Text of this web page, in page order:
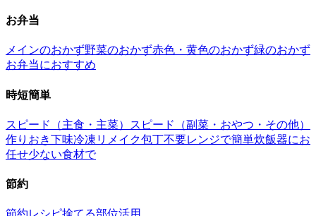
お弁当
メインのおかず野菜のおかず赤色・黄色のおかず緑のおかず
お弁当におすすめ
時短簡単
スピード（主食・主菜）
スピード（副菜・おやつ・その他）
作りおき下味冷凍 リメイク包丁不要レンジで簡単炊飯器にお
任せ少ない食材で
節約